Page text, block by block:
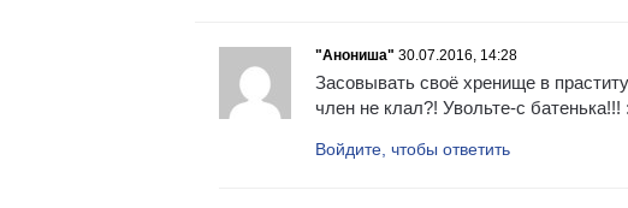
"Анониша" 30.07.2016, 14:28
Засовывать своё хренище в
член не клал?! Увольте-с батенька!!!
Войдите, чтобы ответить